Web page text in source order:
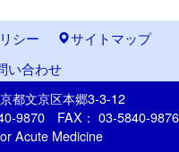
シー
サイトマップ
い合わせ
都文京区本郷3-3-12
9870 FAX： 03-5840-9876
Acute Medicine